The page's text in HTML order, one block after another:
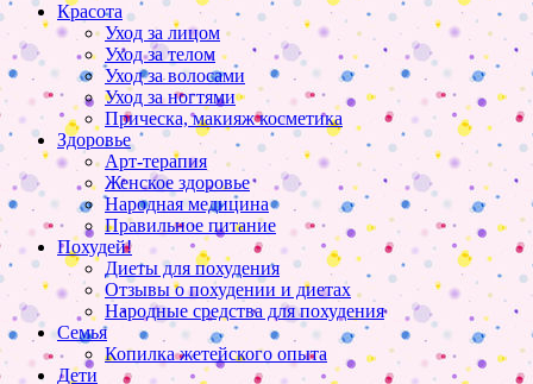
Красота
Уход за лицом
Уход за телом
Уход за волосами
Уход за ногтями
Прическа, макияж косметика
Здоровье
Арт-терапия
Женское здоровье
Народная медицина
Правильное питание
Похудей!
Диеты для похудения
Отзывы о похудении и диетах
Народные средства для похудения
Семья
Копилка жетейского опыта
Дети